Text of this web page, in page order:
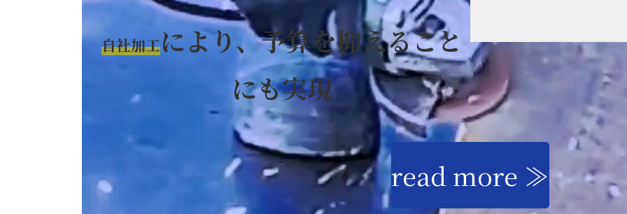
自社加工により、予算を抑えること
にも実現
read more ≫